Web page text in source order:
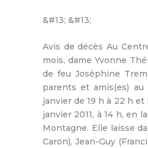
&#13; &#13;
Avis de décès Au
mois, dame Yvonne
de feu Joséphine
parents et amis(es) au
janvier de 19 h à 22 h
janvier 2011, à 14 h, en
Montagne. Elle laisse
Caron), Jean-Guy